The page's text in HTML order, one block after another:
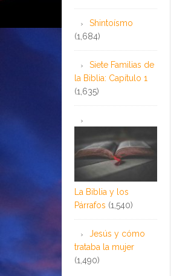
Shintoísmo
(1,684)
Siete Familias de
la Biblia: Capítulo 1
(1,635)
La Biblia y los
Párrafos (1,540)
Jesús y cómo
trataba la mujer
(1,490)